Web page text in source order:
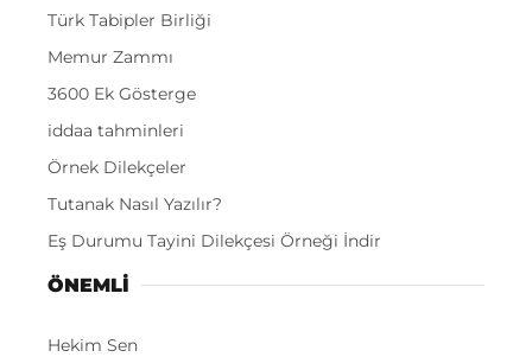
Türk Tabipler Birliği
Memur Zammı
3600 Ek Gösterge
iddaa tahminleri
Örnek Dilekçeler
Tutanak Nasıl Yazılır?
Eş Durumu Tayini Dilekçesi Örneği İndir
ÖNEMLI
Hekim Sen